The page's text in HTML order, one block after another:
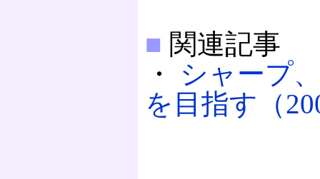
■ 関連記事
・ シャープ
を目指す（